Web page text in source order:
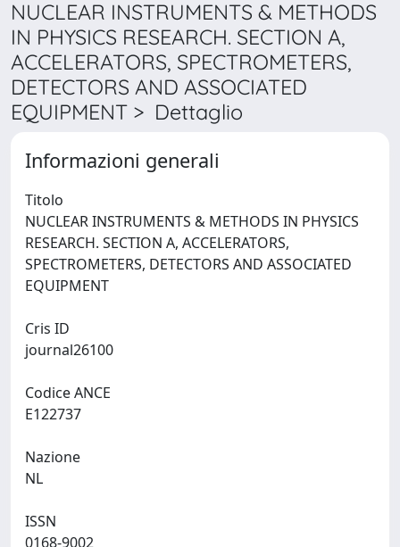
NUCLEAR INSTRUMENTS & METHODS
IN PHYSICS RESEARCH. SECTION A,
ACCELERATORS, SPECTROMETERS,
DETECTORS AND ASSOCIATED
EQUIPMENT > Dettaglio
Informazioni generali
Titolo
NUCLEAR INSTRUMENTS & METHODS IN PHYSICS
RESEARCH. SECTION A, ACCELERATORS,
SPECTROMETERS, DETECTORS AND ASSOCIATED
Cris ID
Codice ANCE
Nazione
ISSN